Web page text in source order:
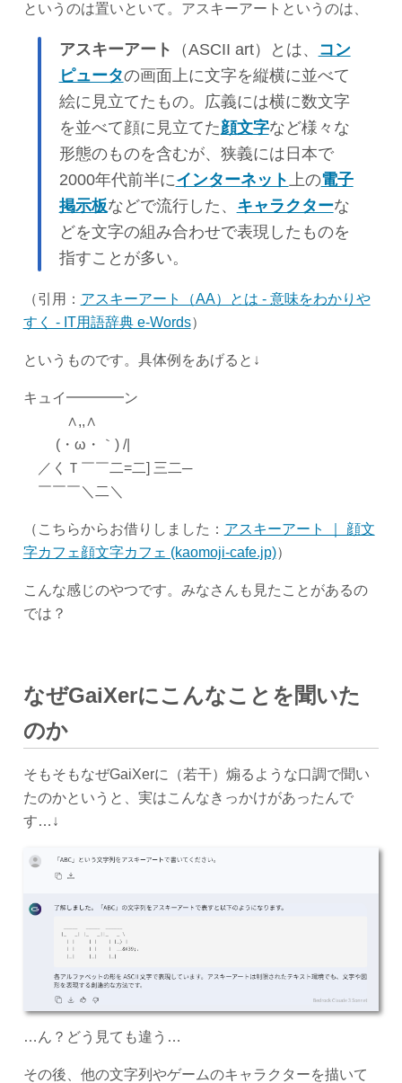
というのは置いといて。アスキーアートというのは、
アスキーアート （ASCII art）とは、
コン
ピュータの画面上に文字を縦横に並べて
絵に見立てたもの。広義には横に数文字
を並べて顔に見立てた顔文字など様々な
形態のものを含むが、狭義には日本で
2000年代前半にインターネット上の電子
掲示板などで流行した、 キャラクターな
どを文字の組み合わせで表現したものを
指すことが多い。
（引用： アスキーアート（AA）とは - 意味をわかりや
すく - IT用語辞典 e-Words）
というものです。具体例をあげると↓
キュイ━━━━ン
∧,,∧
(・ω・｀) /|
／くＴ￣￣二=二] 三二─
￣￣￣＼二＼
（こちらからお借りしました： アスキーアート ｜ 顔文
字カフェ顔文字カフェ (kaomoji-cafe.jp)）
こんな感じのやつです。みなさんも見たことがあるの
では？
なぜGaiXerにこんなことを聞いた
のか
そもそもなぜGaiXerに（若干）煽るような口調で聞い
たのかというと、実はこんなきっかけがあったんで
す…↓
…ん？どう見ても違う…
その後、他の文字列やゲームのキャラクターを描いて